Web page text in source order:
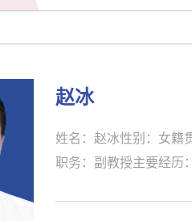
09 - 2003.06沈阳师范
2017年辽宁省高等教育
外语教学改革专项课题
能技术大学英语写作能
究》2.2013年辽宁省高
赵冰
姓名：赵冰性别：女籍
职务：副教授主要经历